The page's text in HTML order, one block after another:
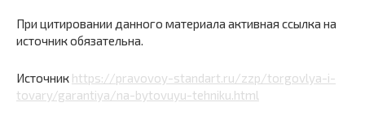
При цитировании данного материала активная ссылка на
источник обязательна.
Источник https://pravovoy-standart.ru/zzp/torgovlya-i-
tovary/garantiya/na-bytovuyu-tehniku.html